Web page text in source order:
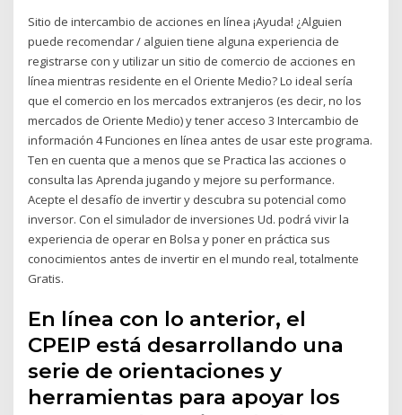
Sitio de intercambio de acciones en línea ¡Ayuda! ¿Alguien
puede recomendar / alguien tiene alguna experiencia de
registrarse con y utilizar un sitio de comercio de acciones en
línea mientras residente en el Oriente Medio? Lo ideal sería
que el comercio en los mercados extranjeros (es decir, no los
mercados de Oriente Medio) y tener acceso 3 Intercambio de
información 4 Funciones en línea antes de usar este programa.
Ten en cuenta que a menos que se Practica las acciones o
consulta las Aprenda jugando y mejore su performance.
Acepte el desafío de invertir y descubra su potencial como
inversor. Con el simulador de inversiones Ud. podrá vivir la
experiencia de operar en Bolsa y poner en práctica sus
conocimientos antes de invertir en el mundo real, totalmente
Gratis.
En línea con lo anterior, el
CPEIP está desarrollando una
serie de orientaciones y
herramientas para apoyar los